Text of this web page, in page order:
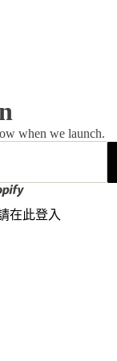
when we launch.
在此登入